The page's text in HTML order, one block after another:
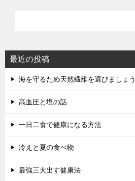
最近の投稿
海を守るため天然繊維を選びましょう
高血圧と塩の話
一日二食で健康になる方法
冷えと夏の食べ物
最強三大出す健康法